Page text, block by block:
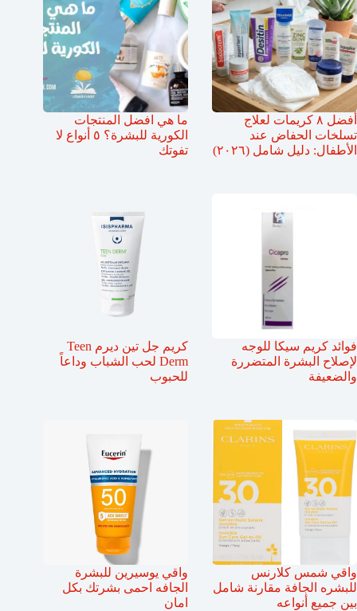
أفضل ٨ كريمات لعلاج
تسلخات الحفاض عند
الأطفال: دليل شامل (٢٠٢٦)
ما هي افضل المنتجات
الكورية للبشرة؟ ٥ أنواع لا
تفوتك
فوائد كريم سيكا للوجه
لإصلاح البشرة المتضررة
والضعيفة
كريم جل تين ديرم Teen
Derm لحب الشباب وداعاً
للحبوب
واقي شمس كلارنس
للبشره الجافة مقارنة شامل
بين جميع أنواعه
واقي يوسيرين للبشرة
الجافه احمى بشرتك بكل
امان